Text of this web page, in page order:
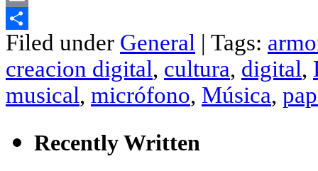
Email
Compartir
Filed under General | Tags:
creacion digital, cultura, digital,
musical, micrófono, Música,
Recently Written